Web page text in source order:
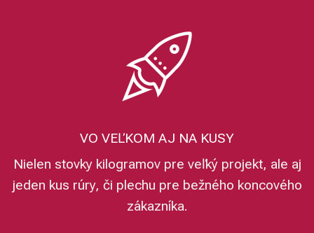
VO VEĽKOM AJ NA KUSY
Nielen stovky kilogramov pre veľký projekt, ale aj
jeden kus rúry, či plechu pre bežného koncového
zákazníka.